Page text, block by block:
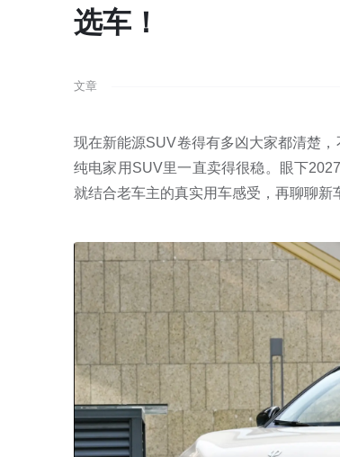
选车！
文章
现在新能源SUV卷得有多凶大家都清楚
纯电家用SUV里一直卖得很稳。眼下
就结合老车主的真实用车感受，再聊聊新